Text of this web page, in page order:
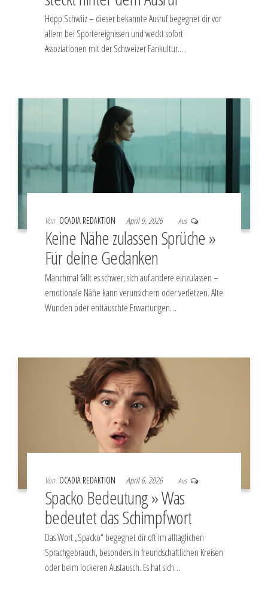
Hopp Schwiiz – dieser bekannte Ausruf begegnet dir vor
allem bei Sportereignissen und weckt sofort
Assoziationen mit der Schweizer Fankultur.…
Von OCADIA REDAKTION April 9, 2026 Aus
Keine Nähe zulassen Sprüche »
Für deine Gedanken
Manchmal fällt es schwer, sich auf andere einzulassen –
emotionale Nähe kann verunsichern oder verletzen. Alte
Wunden oder enttäuschte Erwartungen…
Von OCADIA REDAKTION April 6, 2026 Aus
Spacko Bedeutung » Was
bedeutet das Schimpfwort
Das Wort „Spacko“ begegnet dir oft im alltäglichen
Sprachgebrauch, besonders in freundschaftlichen Kreisen
oder beim lockeren Austausch. Es hat sich…